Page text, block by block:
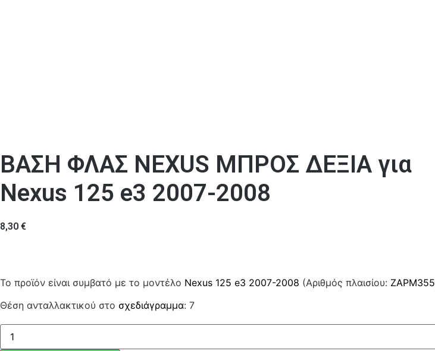
ΒΑΣΗ ΦΛΑΣ NEXUS ΜΠΡΟΣ ΔΕΞΙΑ για
Nexus 125 e3 2007-2008
8,30 €
Το προϊόν είναι συμβατό με το μοντέλο Nexus 125 e3 2007-2008 (Αριθμός πλαισίου: ZAPM355
Θέση ανταλλακτικού στο σχεδιάγραμμα: 7
ΒΑΣΗ
ΦΛΑΣ
NEXUS